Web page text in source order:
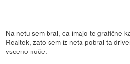
Na netu sem bral, da imajo te grafične
Realtek, zato sem iz neta pobral ta
vseeno noče.